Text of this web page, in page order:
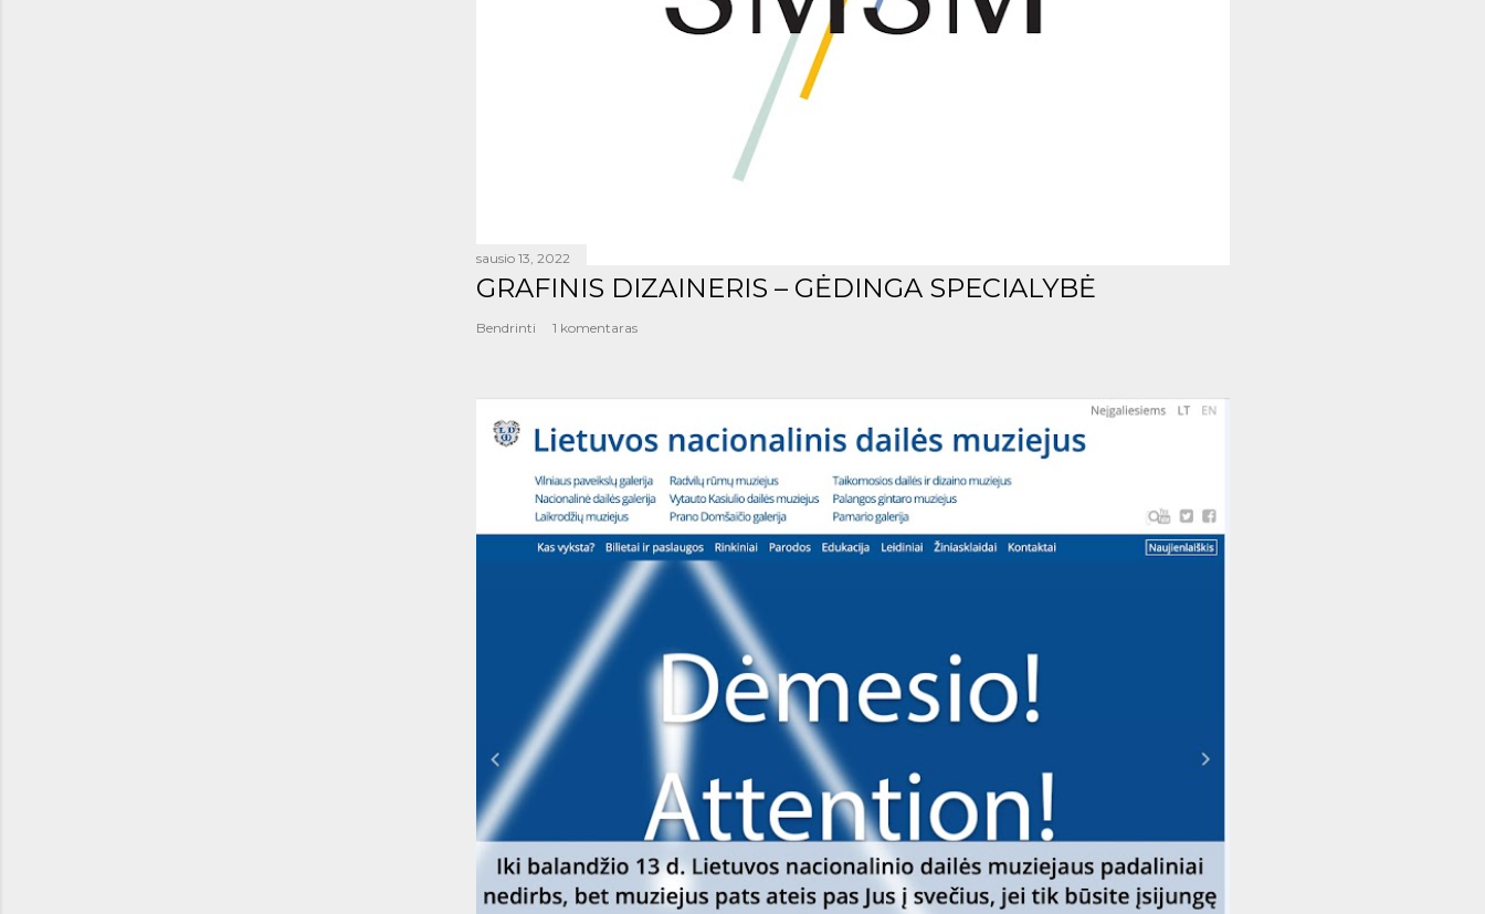
sausio 13, 2022
GRAFINIS DIZAINERIS – GĖDINGA SPECIALYBĖ
Bendrinti 1 komentaras